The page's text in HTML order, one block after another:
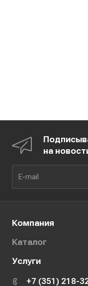
на
Компания
Каталог
Услуги
+7 (351) 218-